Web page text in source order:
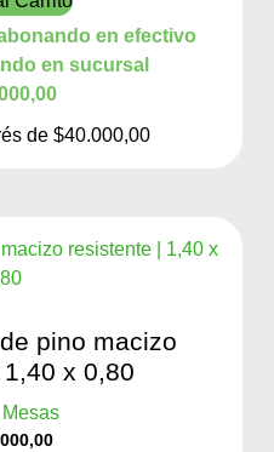
en efectivo
en sucursal
de $40.000,00
pino macizo
x 0,80